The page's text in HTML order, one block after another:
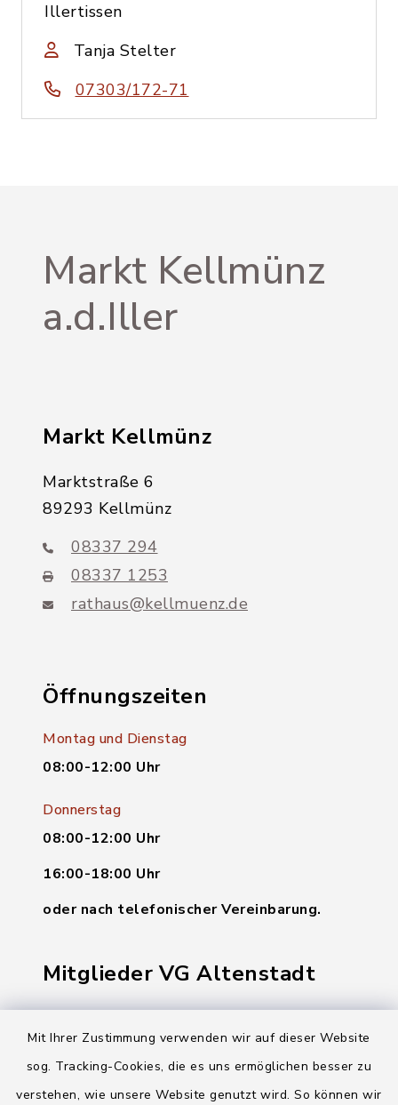
Mit Ihrer Zustimmung verwenden wir auf dieser Website
sog. Tracking-Cookies, die es uns ermöglichen besser zu
verstehen, wie unsere Website genutzt wird. So können wir
Illertissen
Tanja Stelter
07303/172-71
Markt Kellmünz
a.d.Iller
Markt Kellmünz
Marktstraße 6
89293 Kellmünz
08337 294
08337 1253
rathaus@kellmuenz.de
Öffnungszeiten
Montag und Dienstag
08:00-12:00 Uhr
Donnerstag
08:00-12:00 Uhr
16:00-18:00 Uhr
oder nach telefonischer Vereinbarung.
Mitglieder VG Altenstadt
Markt Altenstadt
Gemeinde Osterberg